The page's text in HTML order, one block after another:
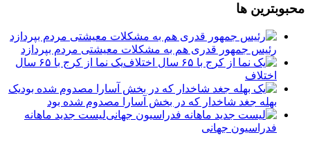
محبوبترین ها
رئیس جمهور قدری هم به مشکلات معیشتی مردم بپردازد
یک نما از کرج با ۶۵ سال
اختلاف
یک
بهله جغد شاخدار که در بخش آسارا مصدوم شده بود
لیست جدید ماهانه
فدراسیون جهانی